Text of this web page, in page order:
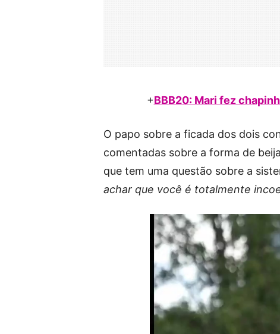
+BBB20: Mari fez
O papo sobre a ficada dos dois
comentadas sobre a forma de
que tem uma questão sobre a
achar que você é totalmente